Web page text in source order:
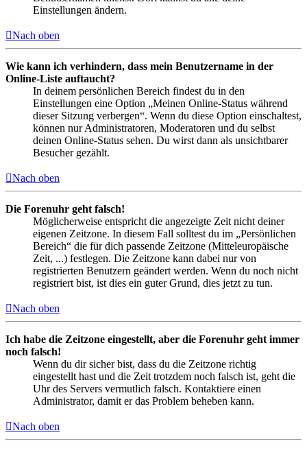
Einstellungen ändern.
Nach oben
Wie kann ich verhindern, dass mein Benutzername in der
Online-Liste auftaucht?
In deinem persönlichen Bereich findest du in den
Einstellungen eine Option „Meinen Online-Status während
dieser Sitzung verbergen“. Wenn du diese Option einschaltest,
können nur Administratoren, Moderatoren und du selbst
deinen Online-Status sehen. Du wirst dann als unsichtbarer
Besucher gezählt.
Nach oben
Die Forenuhr geht falsch!
Möglicherweise entspricht die angezeigte Zeit nicht deiner
eigenen Zeitzone. In diesem Fall solltest du im „Persönlichen
Bereich“ die für dich passende Zeitzone (Mitteleuropäische
Zeit, ...) festlegen. Die Zeitzone kann dabei nur von
registrierten Benutzern geändert werden. Wenn du noch nicht
registriert bist, ist dies ein guter Grund, dies jetzt zu tun.
Nach oben
Ich habe die Zeitzone eingestellt, aber die Forenuhr geht immer
noch falsch!
Wenn du dir sicher bist, dass du die Zeitzone richtig
eingestellt hast und die Zeit trotzdem noch falsch ist, geht die
Uhr des Servers vermutlich falsch. Kontaktiere einen
Administrator, damit er das Problem beheben kann.
Nach oben